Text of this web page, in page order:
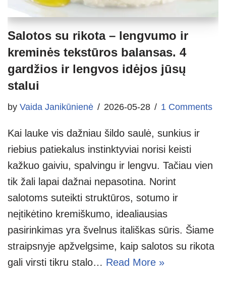
Salotos su rikota – lengvumo ir
kreminės tekstūros balansas. 4
gardžios ir lengvos idėjos jūsų
stalui
by Vaida Janikūnienė 2026-05-28 1 Comments
Kai lauke vis dažniau šildo saulė, sunkius ir
riebius patiekalus instinktyviai norisi keisti
kažkuo gaiviu, spalvingu ir lengvu. Tačiau vien
tik žali lapai dažnai nepasotina. Norint
salotoms suteikti struktūros, sotumo ir
neįtikėtino kremiškumo, idealiausias
pasirinkimas yra švelnus itališkas sūris. Šiame
straipsnyje apžvelgsime, kaip salotos su rikota
gali virsti tikru stalo… Read More »